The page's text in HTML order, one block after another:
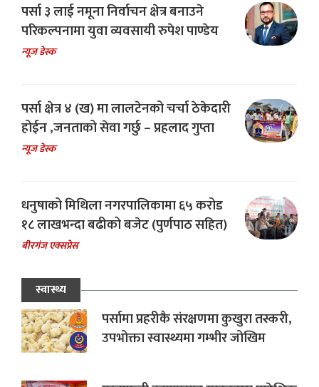
पर्सा ३ लाई नमूना निर्वाचन क्षेत्र बनाउने
परिकल्पनामा युवा व्यवसायी रुपेश पाण्डेय
न्यूज डेस्क
पर्सा क्षेत्र ४ (ख) मा लालटेनको चर्चा ठेकेदारी
होईन ,जनताको सेवा गर्छु – प्रहलाद गुप्ता
न्यूज डेस्क
धनुषाको मिथिला नगरपालिकामा ६५ करोड
१८ लाखभन्दा बढीको बजेट (पुर्णपाठ सहित)
बीरगंज एक्सप्रेस
स्वास्थ्य
पर्सामा प्रहरीकै संरक्षणमा कुखुरा तस्करी,
उपभोक्ता स्वास्थ्यमा गम्भीर जोखिम